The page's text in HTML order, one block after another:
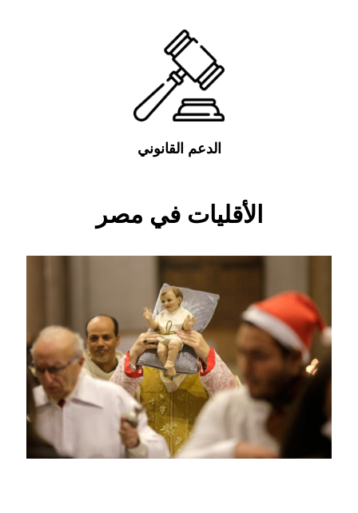
الدعم القانوني
الأقليات في مصر
الأقليات الدينية
تنقسم الاقليات الدينية المصرية الي اقليات دينية
معترف بها و اقليات دينية غير معترف بها. يمكن تعريف
مصطلح الاعتراف هنا بأنه اعتراف رسمي من الدولة
بوجود هذا الدين داخل المجتمع المصري
المزيد